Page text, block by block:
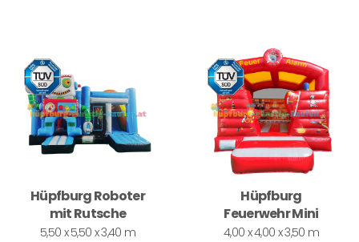
Hüpfburg Roboter
mit Rutsche
5,50 x 5,50 x 3,40 m
Hüpfburg
Feuerwehr Mini
4,00 x 4,00 x 3,50 m